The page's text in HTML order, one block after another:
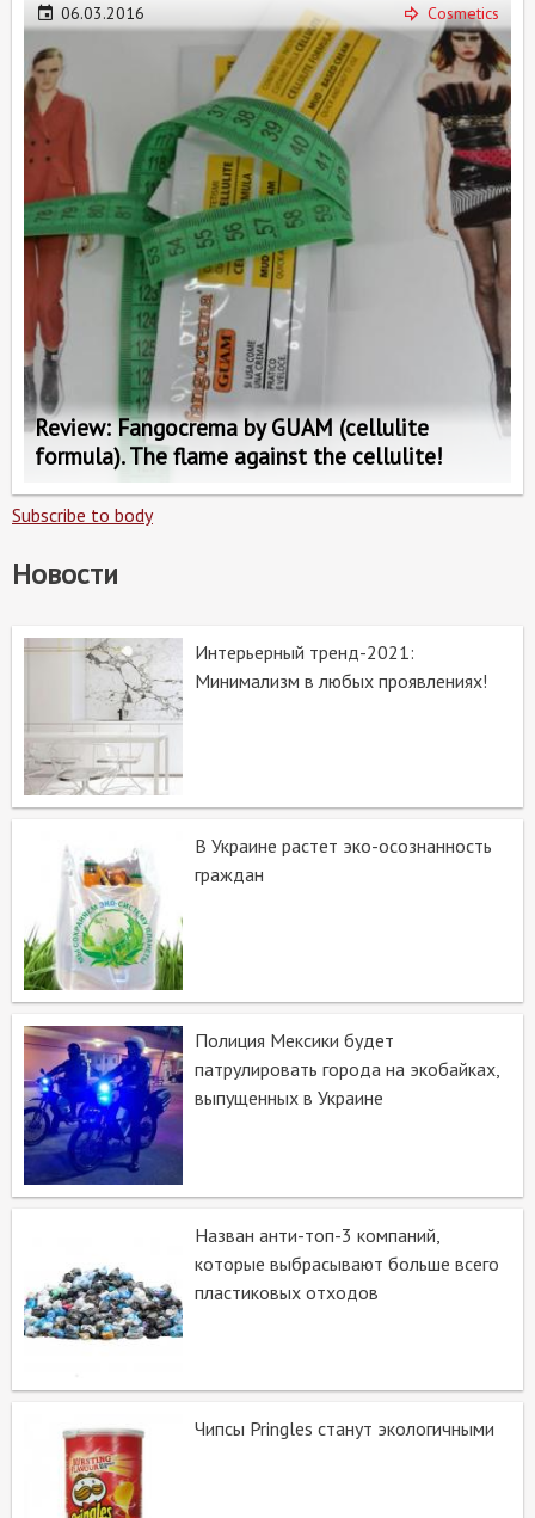
06.03.2016 Cosmetics
Review: Fangocrema by GUAM (cellulite
formula). The flame against the cellulite!
Subscribe to body
Новости
Интерьерный тренд-2021:
Минимализм в любых проявлениях!
В Украине растет эко-осознанность
граждан
Полиция Мексики будет
патрулировать города на экобайках,
выпущенных в Украине
Назван анти-топ-3 компаний,
которые выбрасывают больше всего
пластиковых отходов
Чипсы Pringles станут экологичными